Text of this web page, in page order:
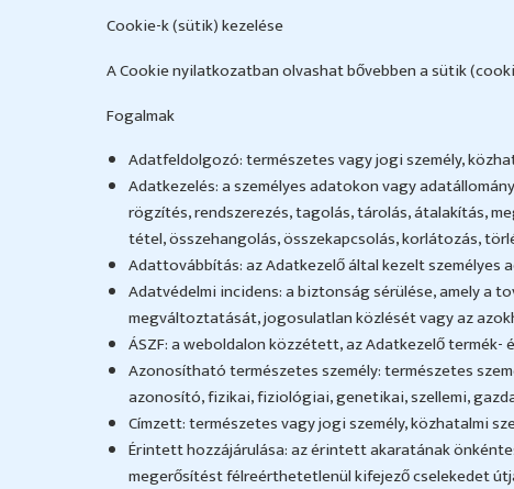
Cookie-k (sütik) kezelése
A Cookie nyilatkozatban olvashat bővebben a sütik
Fogalmak
Adatfeldolgozó: természetes vagy jogi személy,
Adatkezelés: a személyes adatokon vagy
rögzítés, rendszerezés, tagolás, tárolás, átalakítás,
tétel, összehangolás, összekapcsolás, korlátozás,
Adattovábbítás: az Adatkezelő által kezelt
Adatvédelmi incidens: a biztonság sérülése, amely a
megváltoztatását, jogosulatlan közlését vagy az
ÁSZF: a weboldalon közzétett, az Adatkezelő
Azonosítható természetes személy: természetes
azonosító, fizikai, fiziológiai, genetikai, szellemi,
Címzett: természetes vagy jogi személy, közhatalmi
Érintett hozzájárulása: az érintett akaratának
megerősítést félreérthetetlenül kifejező cselekedet